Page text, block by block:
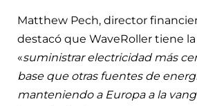
Matthew Pech, director
destacó que WaveRoller tiene
«suministrar electricidad más
base que otras fuentes de
manteniendo a Europa a la